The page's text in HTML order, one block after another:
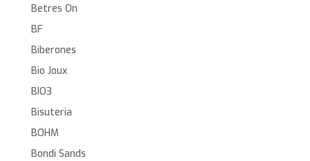
Betres On
BF
Biberones
Bio Joux
BIO3
Bisuteria
BOHM
Bondi Sands